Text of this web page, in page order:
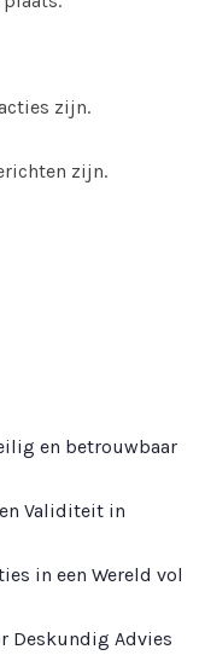
zijn.
zijn.
en betrouwbaar
Validiteit in
in een Wereld vol
Deskundig Advies